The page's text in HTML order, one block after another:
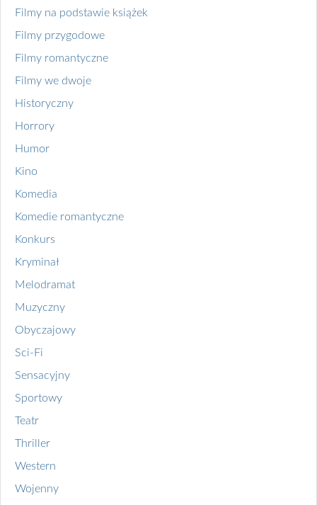
Filmy na podstawie książek
Filmy przygodowe
Filmy romantyczne
Filmy we dwoje
Historyczny
Horrory
Humor
Kino
Komedia
Komedie romantyczne
Konkurs
Kryminał
Melodramat
Muzyczny
Obyczajowy
Sci-Fi
Sensacyjny
Sportowy
Teatr
Thriller
Western
Wojenny